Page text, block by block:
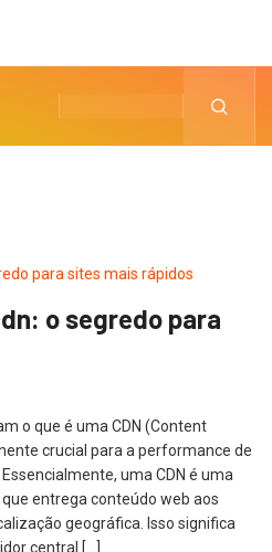
o segredo para
o que é uma CDN (Content
crucial para a performance de
uma CDN é uma
entrega conteúdo web aos
geográfica. Isso significa
central […]